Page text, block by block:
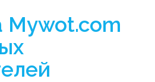
Mywot.com